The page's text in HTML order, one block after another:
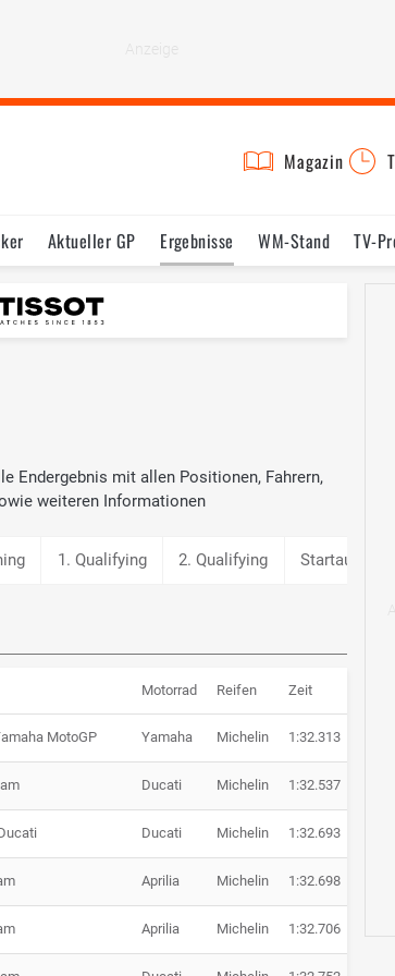
Magazin
Aktueller GP Ergebnisse WM-Stand TV-
Reglement
Endergebnis mit allen Positionen, Fahrern,
weiteren Informationen
1. Qualifying 2. Qualifying
Motorrad Reifen Zeit
MotoGP Yamaha Michelin 1:32.313
Ducati Michelin 1:32.537
Ducati Michelin 1:32.693
Aprilia Michelin 1:32.698
Aprilia Michelin 1:32.706